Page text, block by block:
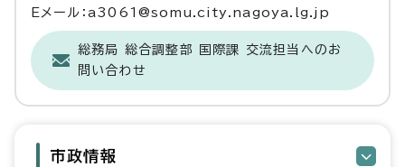
Eメール：a3061@somu.city.nagoya.lg.jp
総務局 総合調整部 国際課 交流担当へのお
問い合わせ
市政情報